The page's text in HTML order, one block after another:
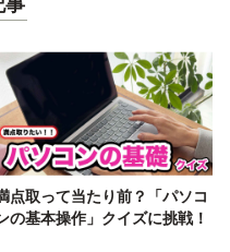
事
点取って当たり前？「パソコ
の基本操作」クイズに挑戦！